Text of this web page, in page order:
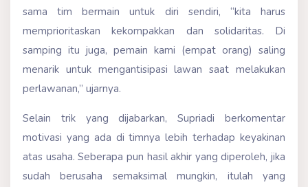
sama tim bermain untuk diri sendiri, “kita harus
memprioritaskan kekompakkan dan solidaritas. Di
samping itu juga, pemain kami (empat orang) saling
menarik untuk mengantisipasi lawan saat melakukan
perlawanan,” ujarnya.
Selain trik yang dijabarkan, Supriadi berkomentar
motivasi yang ada di timnya lebih terhadap keyakinan
atas usaha. Seberapa pun hasil akhir yang diperoleh, jika
sudah berusaha semaksimal mungkin, itulah yang